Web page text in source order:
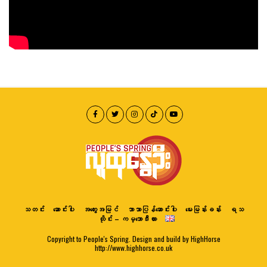
သတင်း ဆောင်းပါး အတွေးအမြင် ဘာသာပြန်ဆောင်းပါး မေးမြန်းခန်း
ရသ
ထိုင်း – ကမ္ဘောဒီးယား
Copyright to People's Spring. Design and build by HighHorse
http://www.highhorse.co.uk